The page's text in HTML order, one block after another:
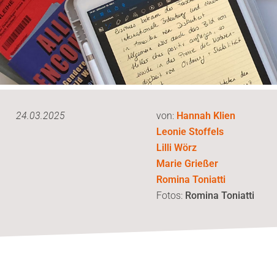
24.03.2025 von: Hannah Klien
Leonie Stoffels
Lilli Wörz
Marie Grießer
Romina Toniatti
Fotos: Romina Toniatti